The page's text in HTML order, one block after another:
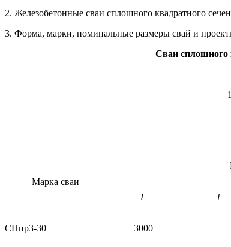
2. Железобетонные сваи сплошного квадратного
3. Форма, марки, номинальные размеры свай и
Сваи сплошного
Марка сваи
L
l
СНпр3-30 3000